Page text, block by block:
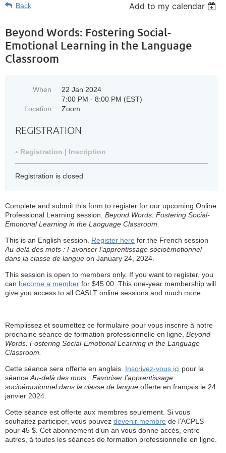
Back Add to my calendar
Beyond Words: Fostering Social-
Emotional Learning in the Language
Classroom
When
22 Jan 2024
7:00 PM - 8:00 PM (EST)
Location
Zoom
REGISTRATION
Registration | Inscription
Registration is closed
Complete and submit this form to register for our upcoming Online
Professional Learning session, Beyond Words: Fostering Social-
Emotional Learning in the Language Classroom.
This is an English session. Register here for the French session
Au-delà des mots : Favoriser l’apprentissage socioémotionnel
dans la classe de langue on January 24, 2024.
This session is open to members only. If you want to register, you
can become a member for $45.00. This one-year membership will
give you access to all CASLT online sessions and much more.
Remplissez et soumettez ce formulaire pour vous inscrire à notre
prochaine séance de formation professionnelle en ligne, Beyond
Words: Fostering Social-Emotional Learning in the Language
Classroom.
Cette séance sera offerte en anglais. Inscrivez-vous ici pour la
séance Au-delà des mots : Favoriser l’apprentissage
socioémotionnel dans la classe de langue offerte en français le 24
janvier 2024.
Cette séance est offerte aux membres seulement. Si vous
souhaitez participer, vous pouvez devenir membre de l'ACPLS
pour 45 $. Cet abonnement d'un an vous donne accès, entre
autres, à toutes les séances de formation professionnelle en ligne.